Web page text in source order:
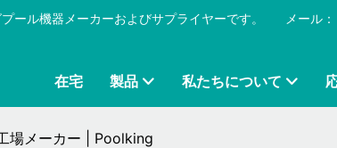
ール機器メーカーおよびサプライヤーです。
メール：
在宅 製品 私たちについて
場メーカー | Poolking